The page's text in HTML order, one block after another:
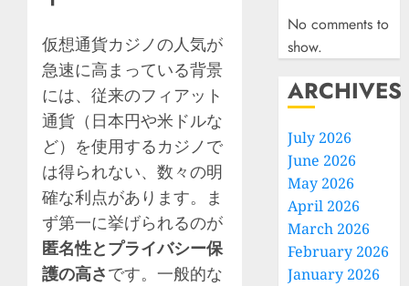
仮想通貨カジノの人気が
急速に高まっている背景
には、従来のフィアット
通貨（日本円や米ドルな
ど）を使用するカジノで
は得られない、数々の明
確な利点があります。ま
ず第一に挙げられるのが
匿名性とプライバシー保
護の高さです。一般的な
No comments to
show.
ARCHIVES
July 2026
June 2026
May 2026
April 2026
March 2026
February 2026
January 2026